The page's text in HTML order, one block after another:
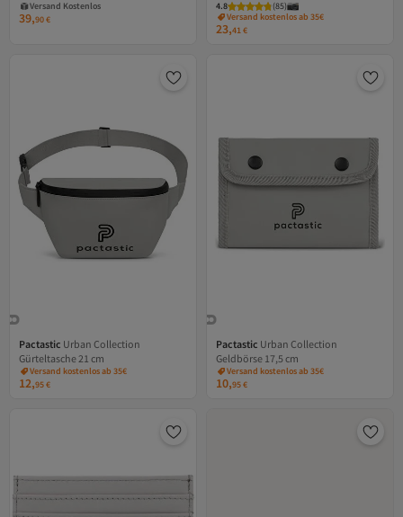
Versand Kostenlos
39,90€
4.8 (85)
Versand kostenlos ab 35€
23,41€
Pactastic Urban Collection
Gürteltasche 21 cm
Versand kostenlos ab 35€
12,95€
Pactastic Urban Collection
Geldbörse 17,5 cm
Versand kostenlos ab 35€
10,95€